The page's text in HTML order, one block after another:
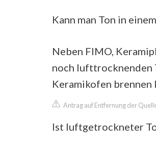
Kann man Ton in
Neben FIMO,
noch lufttrocknenden
Keramikofen brennen
Antrag auf Entfernung der
Ist luftgetrockneter